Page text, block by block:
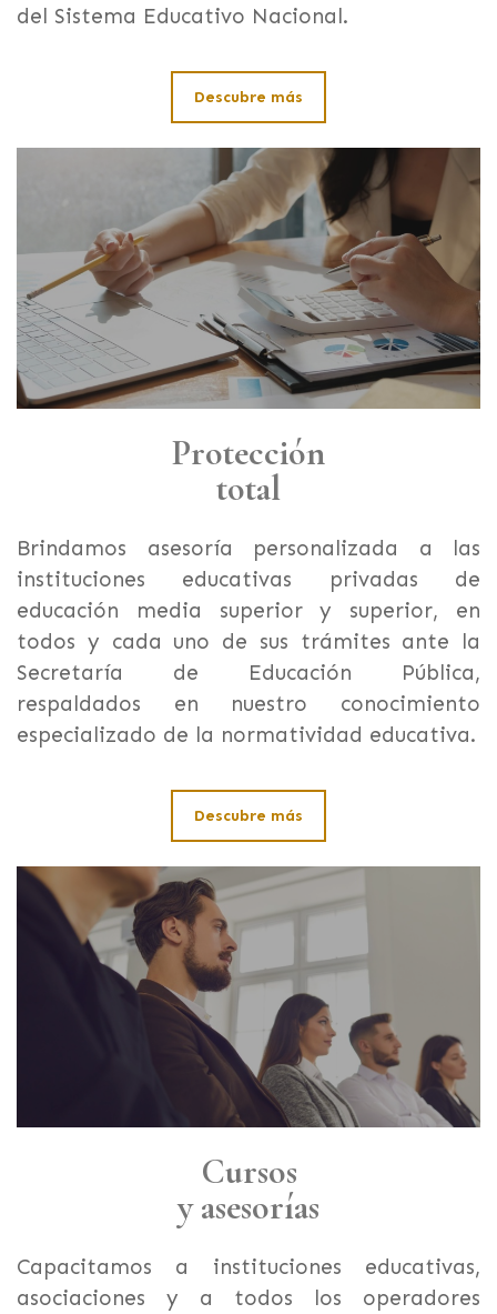
del Sistema Educativo Nacional.
Descubre más
Protección
total
Brindamos asesoría personalizada a las
instituciones educativas privadas de
educación media superior y superior, en
todos y cada uno de sus trámites ante la
Secretaría de Educación Pública,
respaldados en nuestro conocimiento
especializado de la normatividad educativa.
Descubre más
Cursos
y asesorías
Capacitamos a instituciones educativas,
asociaciones y a todos los operadores